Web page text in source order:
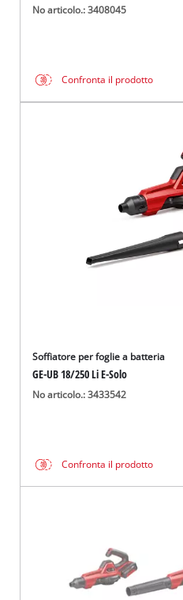
No articolo.: 3408045
Confronta il prodotto
Soffiatore per foglie a batteria
GE-UB 18/250 Li E-Solo
No articolo.: 3433542
Confronta il prodotto